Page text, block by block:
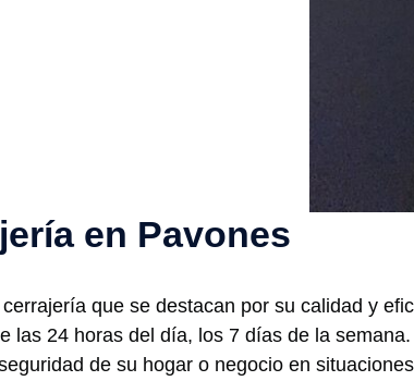
en Pavones
que se destacan por su calidad y
las 24 horas del día, los 7 días de la
de su hogar o negocio en